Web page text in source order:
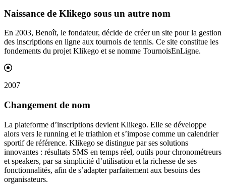
Naissance de Klikego sous un autre nom
En 2003, Benoît, le fondateur, décide de créer un site pour la gestion
des inscriptions en ligne aux tournois de tennis. Ce site constitue les
fondements du projet Klikego et se nomme TournoisEnLigne.
2007
Changement de nom
La plateforme d’inscriptions devient Klikego. Elle se développe
alors vers le running et le triathlon et s’impose comme un calendrier
sportif de référence. Klikego se distingue par ses solutions
innovantes : résultats SMS en temps réel, outils pour chronométreurs
et speakers, par sa simplicité d’utilisation et la richesse de ses
fonctionnalités, afin de s’adapter parfaitement aux besoins des
organisateurs.